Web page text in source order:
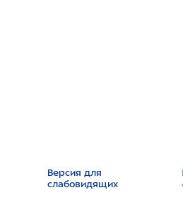
Версия для
слабовидящих